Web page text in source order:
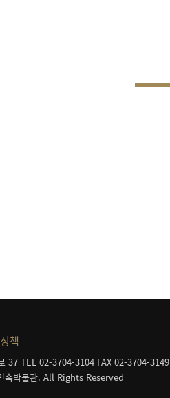
책
37 TEL 02-3704-3104 FAX 02-3704-3149
박물관. All Rights Reserved